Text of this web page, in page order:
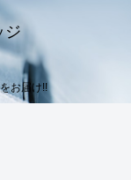
ジ
お届け!!